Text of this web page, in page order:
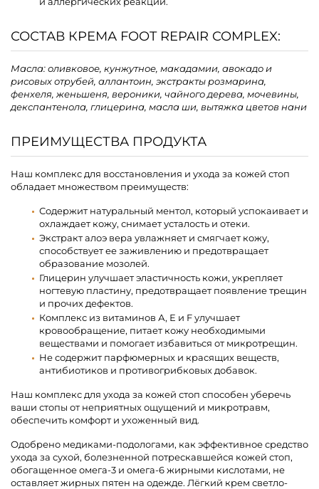
СОСТАВ КРЕМА FOOT REPAIR COMPLEX:
Масла: оливковое, кунжутное, макадамии, авокадо и
рисовых отрубей, аллантоин, экстракты розмарина,
фенхеля, женьшеня, вероники, чайного дерева, мочевины,
декспантенола, глицерина, масла ши, вытяжка цветов нани
ПРЕИМУЩЕСТВА ПРОДУКТА
Наш комплекс для восстановления и ухода за кожей стоп
обладает множеством преимуществ:
Содержит натуральный ментол, который успокаивает и
охлаждает кожу, снимает усталость и отеки.
Экстракт алоэ вера увлажняет и смягчает кожу,
способствует ее заживлению и предотвращает
образование мозолей.
Глицерин улучшает эластичность кожи, укрепляет
ногтевую пластину, предотвращает появление трещин
и прочих дефектов.
Комплекс из витаминов А, Е и F улучшает
кровообращение, питает кожу необходимыми
веществами и помогает избавиться от микротрещин.
Не содержит парфюмерных и красящих веществ,
антибиотиков и противогрибковых добавок.
Наш комплекс для ухода за кожей стоп способен уберечь
ваши стопы от неприятных ощущений и микротравм,
обеспечить комфорт и ухоженный вид.
Одобрено медиками-подологами, как эффективное средство
ухода за сухой, болезненной потрескавшейся кожей стоп,
обогащенное омега-3 и омега-6 жирными кислотами, не
оставляет жирных пятен на одежде. Лёгкий крем светло-